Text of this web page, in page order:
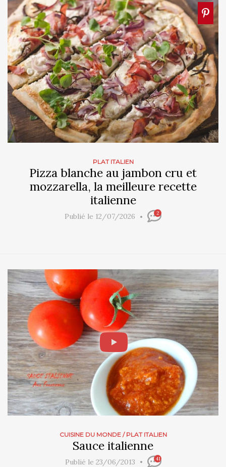
PLAT ITALIEN
Pizza blanche au jambon cru et
mozzarella, la meilleure recette
italienne
Publié le 12/07/2026 2
CUISINE DU MONDE/ PLAT ITALIEN
Sauce italienne
Publié le 23/06/2013 41